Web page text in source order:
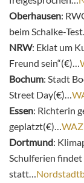
Oberhausen:
beim Schalke-
NRW: Eklat um
Freund sein“(€)…
Bochum: Stadt
Street Day(€)…
Essen: Richterin
geplatzt(€)…WAZ
Dortmund:
Schulferien findet
statt…